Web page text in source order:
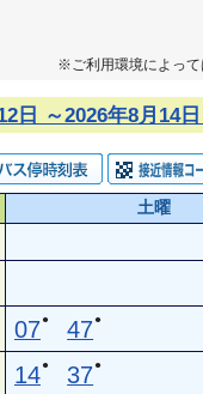
※ご利用環境によって
日 ～2026年8月14
土曜
07● 47●
14● 37●